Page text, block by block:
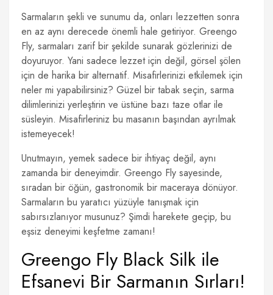
Sarmaların şekli ve sunumu da, onları lezzetten sonra
en az aynı derecede önemli hale getiriyor. Greengo
Fly, sarmaları zarif bir şekilde sunarak gözlerinizi de
doyuruyor. Yani sadece lezzet için değil, görsel şölen
için de harika bir alternatif. Misafirlerinizi etkilemek için
neler mi yapabilirsiniz? Güzel bir tabak seçin, sarma
dilimlerinizi yerleştirin ve üstüne bazı taze otlar ile
süsleyin. Misafirleriniz bu masanın başından ayrılmak
istemeyecek!
Unutmayın, yemek sadece bir ihtiyaç değil, aynı
zamanda bir deneyimdir. Greengo Fly sayesinde,
sıradan bir öğün, gastronomik bir maceraya dönüyor.
Sarmaların bu yaratıcı yüzüyle tanışmak için
sabırsızlanıyor musunuz? Şimdi harekete geçip, bu
eşsiz deneyimi keşfetme zamanı!
Greengo Fly Black Silk ile
Efsanevi Bir Sarmanın Sırları!